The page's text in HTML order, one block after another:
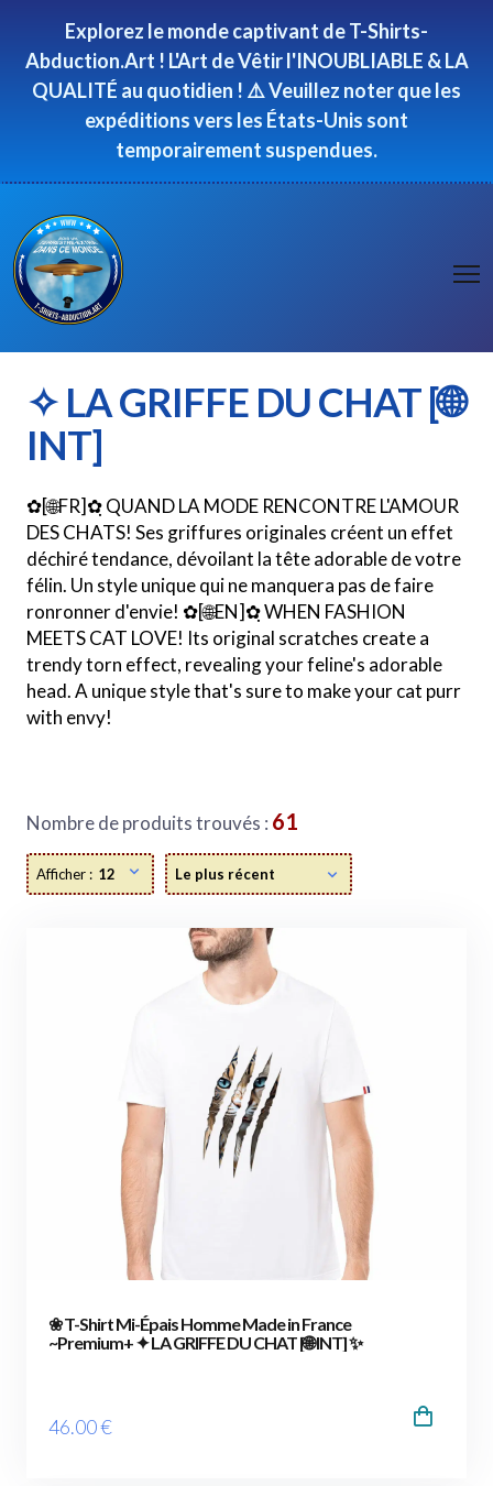
Explorez le monde captivant de T-Shirts-
Abduction.Art ! L'Art de Vêtir l'INOUBLIABLE & LA
QUALITÉ au quotidien ! ⚠️ Veuillez noter que les
expéditions vers les États-Unis sont
temporairement suspendues.
✧ LA GRIFFE DU CHAT [🌐
INT]
✿[🌐FR]✿ฺ QUAND LA MODE RENCONTRE L'AMOUR
DES CHATS! Ses griffures originales créent un effet
déchiré tendance, dévoilant la tête adorable de votre
félin. Un style unique qui ne manquera pas de faire
ronronner d'envie! ✿[🌐EN]✿ฺ WHEN FASHION
MEETS CAT LOVE! Its original scratches create a
trendy torn effect, revealing your feline's adorable
head. A unique style that's sure to make your cat purr
with envy!
Nombre de produits trouvés : 61
Afficher : 12 Le plus récent
❀ T-Shirt Mi-Épais Homme Made in France
~Premium+ ✦ LA GRIFFE DU CHAT [🌐 INT] ✨
46.00€